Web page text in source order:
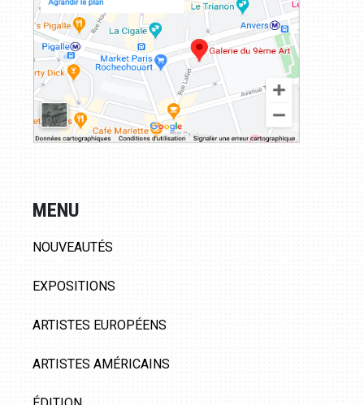
MENU
NOUVEAUTÉS
EXPOSITIONS
ARTISTES EUROPÉENS
ARTISTES AMÉRICAINS